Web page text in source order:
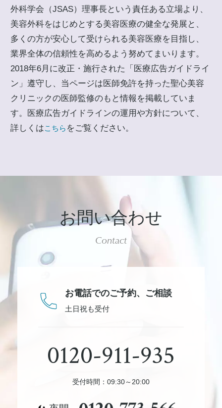
外科学会（JSAS）理事長という責任ある立場より、
美容外科をはじめとする美容医療の健全な発展と、
多くの方が安心して受けられる美容医療を目指し、
業界全体の信頼性を高めるよう努めてまいります。
2018年6月に改正・施行された「医療広告ガイドライ
ン」遵守し、当ページは医師免許を持った聖心美容
クリニックの医師監修のもと情報を掲載していま
す。医療広告ガイドラインの運用や方針について、
詳しくはこちら をご覧ください。
お問い合わせ
Contact
お電話でのご予約、 ご相談
土日祝も受付
0120-911-935
受付時間：09:30～20:00